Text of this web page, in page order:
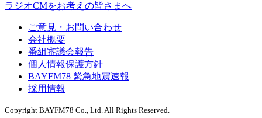
ラジオCMをお考えの皆さまへ
ご意見・お問い合わせ
会社概要
番組審議会報告
個人情報保護方針
BAYFM78 緊急地震速報
採用情報
Copyright BAYFM78 Co., Ltd. All Rights Reserved.